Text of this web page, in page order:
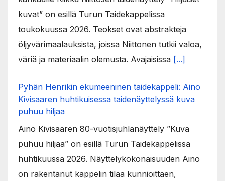
kuvat” on esillä Turun Taidekappelissa
toukokuussa 2026. Teokset ovat abstrakteja
öljyvärimaalauksista, joissa Niittonen tutkii valoa,
väriä ja materiaalin olemusta. Avajaisissa [...]
Pyhän Henrikin ekumeeninen taidekappeli: Aino
Kivisaaren huhtikuisessa taidenäyttelyssä kuva
puhuu hiljaa
Aino Kivisaaren 80-vuotisjuhlanäyttely ”Kuva
puhuu hiljaa” on esillä Turun Taidekappelissa
huhtikuussa 2026. Näyttelykokonaisuuden Aino
on rakentanut kappelin tilaa kunnioittaen,